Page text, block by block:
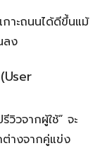
าะถนนได้ดีขึ้นแม้
ลง
วิวจากผู้ใช้” จะ
ต่างจากคู่แข่ง